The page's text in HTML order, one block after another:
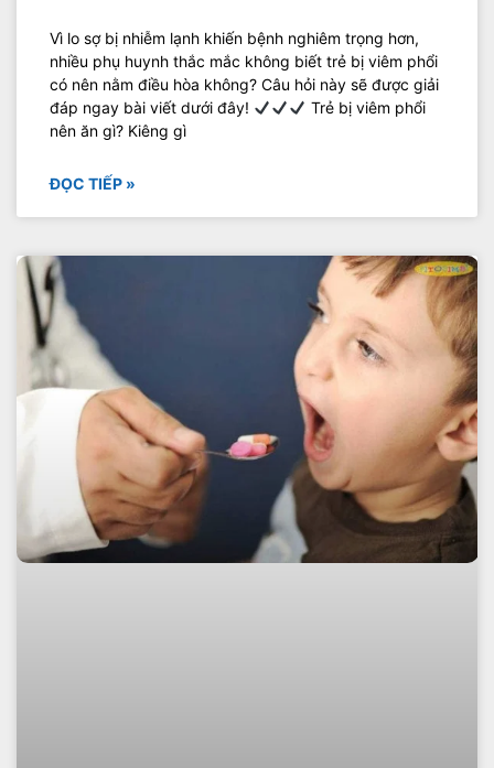
Vì lo sợ bị nhiễm lạnh khiến bệnh nghiêm trọng hơn,
nhiều phụ huynh thắc mắc không biết trẻ bị viêm phổi
có nên nằm điều hòa không? Câu hỏi này sẽ được giải
đáp ngay bài viết dưới đây!
Trẻ bị viêm phổi
nên ăn gì? Kiêng gì
ĐỌC TIẾP »